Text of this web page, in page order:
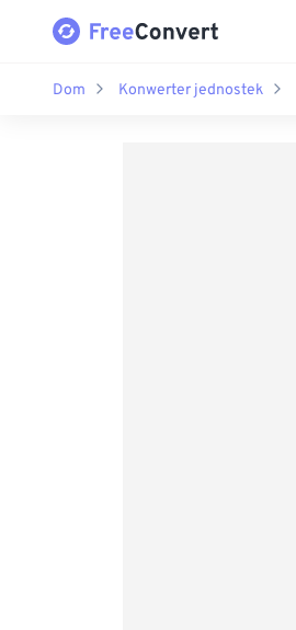
Dom Konwerter jednostek